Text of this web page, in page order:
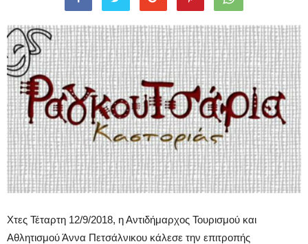
Χτες Τέταρτη 12/9/2018, η Αντιδήμαρχος Τουρισμού και
Αθλητισμού Άννα Πετσάλνικου κάλεσε την επιτροπής